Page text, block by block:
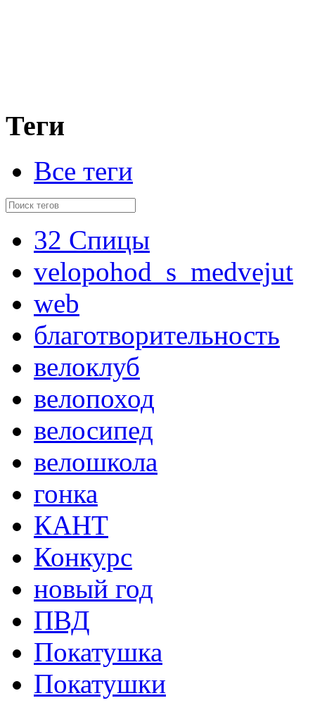
Теги
Все теги
32 Спицы
velopohod_s_medvejut
web
благотворительность
велоклуб
велопоход
велосипед
велошкола
гонка
КАНТ
Конкурс
новый год
ПВД
Покатушка
Покатушки